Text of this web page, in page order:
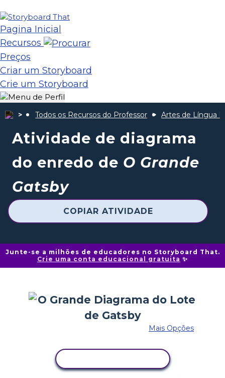
Pagina Inicial
Recursos
Preços
Criar um Storyboard
Crie um Storyboard
Todos os Recursos do Professor Artes de Língua
Atividade de diagrama
do enredo de O Grande
Gatsby
COPIAR ATIVIDADE
Junte-se a milhões de educadores no Storyboard That.
Crie uma conta educacional gratuita ✨
Mais Opções